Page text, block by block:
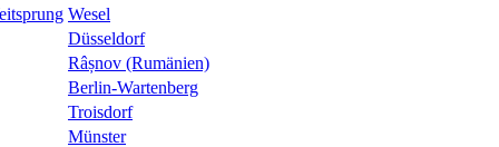
Wesel
Düsseldorf
Râșnov (Rumänien)
Berlin-Wartenberg
Troisdorf
Münster